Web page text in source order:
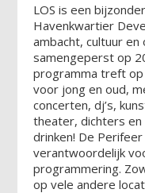
LOS is een
Havenkwartier
ambacht, cultuur
samengeperst op
programma treft op
voor jong en oud,
concerten, dj’s,
theater, dichters
drinken! De
verantwoordelijk
programmering.
op vele andere